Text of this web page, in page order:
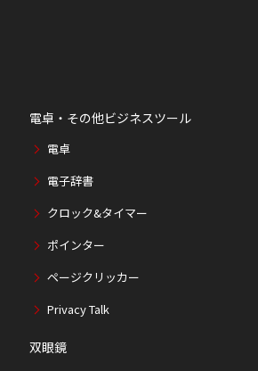
電卓・その他ビジネスツール
電卓
電子辞書
クロック&タイマー
ポインター
ページクリッカー
Privacy Talk
双眼鏡